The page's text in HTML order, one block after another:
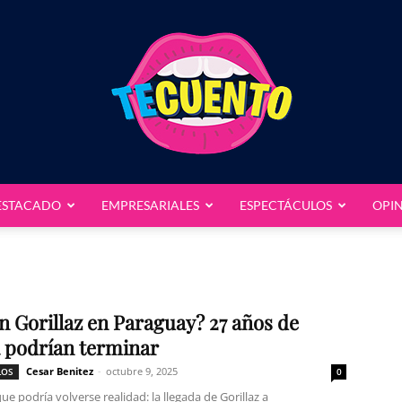
EMPRESARIALES ESPECTÁCULOS
Gorillaz en Paraguay? 27 años de
podrían terminar
Cesar Benitez - octubre 9, 2025 0
podría volverse realidad: la llegada de Gorillaz a